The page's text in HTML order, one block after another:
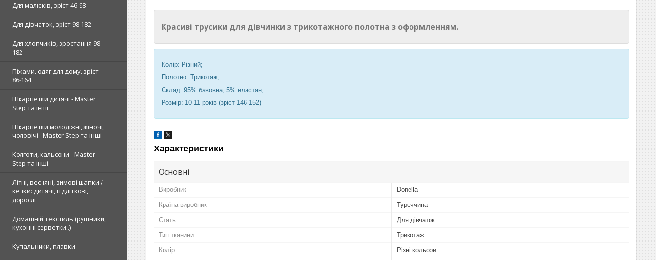
Для малюків, зріст 46-98
Для дівчаток, зріст 98-182
Для хлопчиків, зростання 98-
182
Піжами, одяг для дому, зріст
86-164
Шкарпетки дитячі - Master
Step та інші
Шкарпетки молодіжні, жіночі,
чоловічі - Master Step та інші
Колготи, кальсони - Master
Step та інші
Літні, весняні, зимові шапки /
кепки: дитячі, підліткові,
дорослі
Домашній текстиль (рушники,
кухонні серветки..)
Купальники, плавки
Красиві трусики для дівчинки з трикотажного полотна з оформленням.
Колір: Різний;
Полотно: Трикотаж;
Склад: 95% бавовна, 5% еластан;
Розмір: 10-11 років (зріст 146-152)
Характеристики
Основні
Виробник Donella
Країна виробник Туреччина
Стать Для дівчаток
Тип тканини Трикотаж
Колір Різні кольори